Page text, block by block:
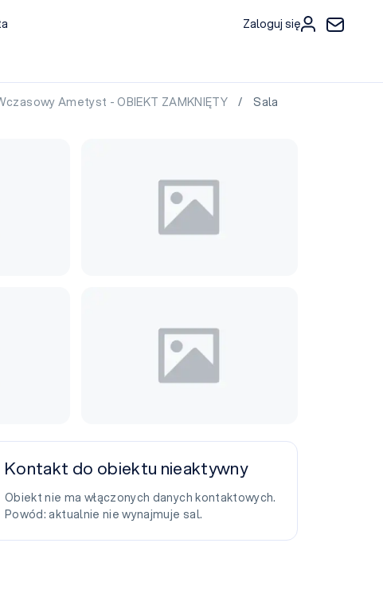
Zaloguj się
Ametyst - OBIEKT ZAMKNIĘTY
/ Sala
Kontakt do obiektu nieaktywny
Obiekt nie ma włączonych danych kontaktowych.
Powód: aktualnie nie wynajmuje sal.